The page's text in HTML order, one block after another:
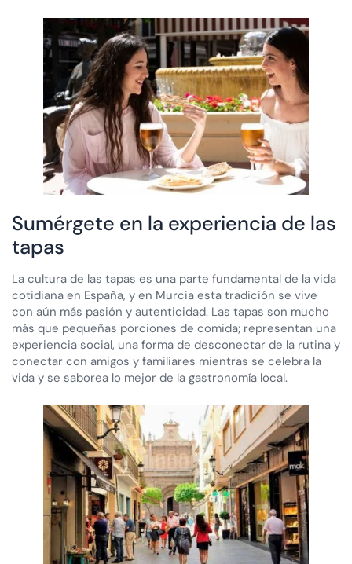
Sumérgete en la experiencia de las
tapas
La cultura de las tapas es una parte fundamental de la vida
cotidiana en España, y en Murcia esta tradición se vive
con aún más pasión y autenticidad. Las tapas son mucho
más que pequeñas porciones de comida; representan una
experiencia social, una forma de desconectar de la rutina y
conectar con amigos y familiares mientras se celebra la
vida y se saborea lo mejor de la gastronomía local.